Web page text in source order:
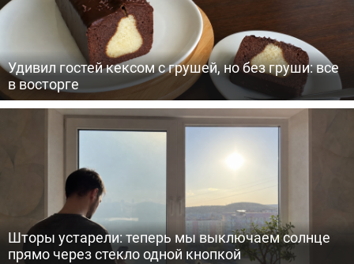
Удивил гостей кексом с грушей, но без груши: все
в восторге
Шторы устарели: теперь мы выключаем солнце
прямо через стекло одной кнопкой